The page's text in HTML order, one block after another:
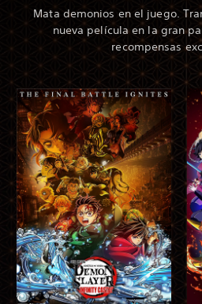
Mata demonios en el juego.
nueva película en la gran
recompensas